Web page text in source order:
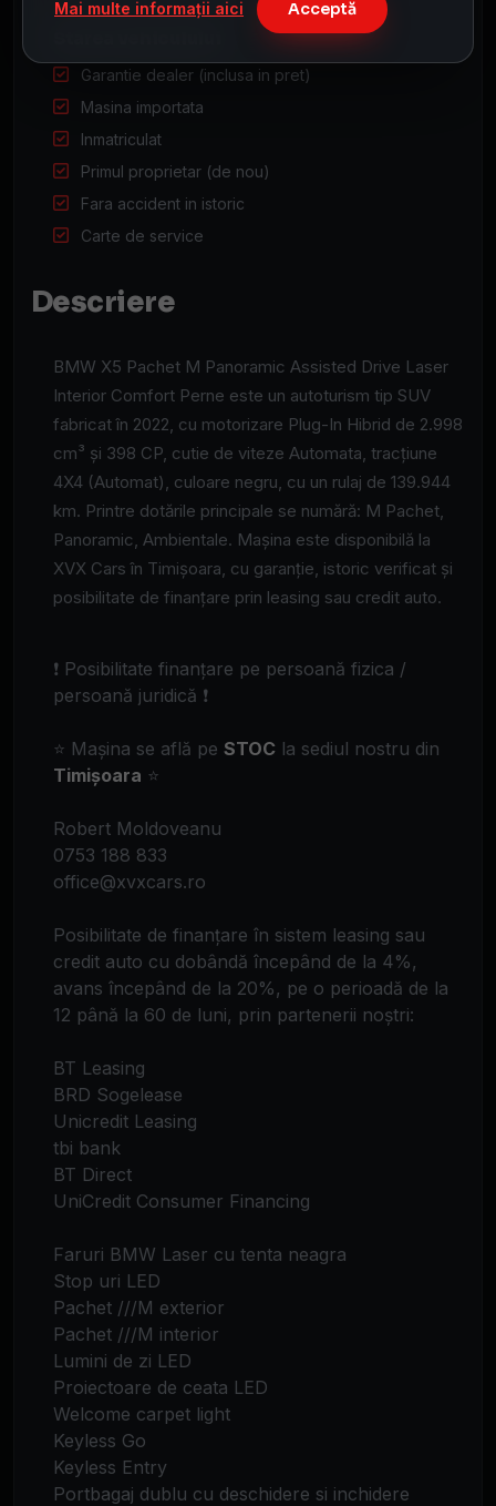
Garantie dealer (inclusa in pret)
Masina importata
Inmatriculat
Primul proprietar (de nou)
Fara accident in istoric
Carte de service
Descriere
BMW X5 Pachet M Panoramic Assisted Drive Laser
Interior Comfort Perne este un autoturism tip SUV
fabricat în 2022, cu motorizare Plug-In Hibrid de 2.998
cm³ și 398 CP, cutie de viteze Automata, tracțiune
4X4 (Automat), culoare negru, cu un rulaj de 139.944
km. Printre dotările principale se numără: M Pachet,
Panoramic, Ambientale. Mașina este disponibilă la
XVX Cars în Timișoara, cu garanție, istoric verificat și
posibilitate de finanțare prin leasing sau credit auto.
❗ Posibilitate finanțare pe persoană fizica /
persoană juridică ❗
⭐ Mașina se află pe STOC la sediul nostru din
Timișoara ⭐
Robert Moldoveanu
0753 188 833
office@xvxcars.ro
Posibilitate de finanțare în sistem leasing sau
credit auto cu dobândă începând de la 4%,
avans începând de la 20%, pe o perioadă de la
12 până la 60 de luni, prin partenerii noștri:
BT Leasing
BRD Sogelease
Unicredit Leasing
tbi bank
BT Direct
UniCredit Consumer Financing
Faruri BMW Laser cu tenta neagra
Stop uri LED
Pachet ///M exterior
Pachet ///M interior
Lumini de zi LED
Proiectoare de ceata LED
Welcome carpet light
Keyless Go
Keyless Entry
Portbagaj dublu cu deschidere si inchidere
Mai multe informații aici Acceptă